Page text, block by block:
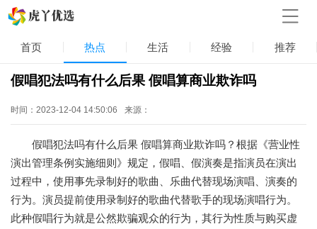
首页 热点 生活 经验 推荐
假唱犯法吗有什么后果 假唱算商业欺诈吗
时间：2023-12-04 14:50:06 来源：
假唱犯法吗有什么后果 假唱算商业欺诈吗？根据《营业性
演出管理条例实施细则》规定，假唱、假演奏是指演员在演出
过程中，使用事先录制好的歌曲、乐曲代替现场演唱、演奏的
行为。演员提前使用录制好的歌曲代替歌手的现场演唱行为。
此种假唱行为就是公然欺骗观众的行为，其行为性质与购买虚